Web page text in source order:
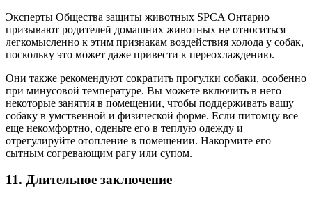
Эксперты Общества защиты животных SPCA Онтарио
призывают родителей домашних животных не относиться
легкомысленно к этим признакам воздействия холода у собак,
поскольку это может даже привести к переохлаждению.
Они также рекомендуют сократить прогулки собаки, особенно
при минусовой температуре. Вы можете включить в него
некоторые занятия в помещении, чтобы поддерживать вашу
собаку в умственной и физической форме. Если питомцу все
еще некомфортно, оденьте его в теплую одежду и
отрегулируйте отопление в помещении. Накормите его
сытным согревающим рагу или супом.
11. Длительное заключение